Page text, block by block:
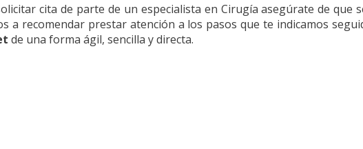
cita de parte de un especialista en Cirugía asegúrate de que
a recomendar prestar atención a los pasos que te indicamos
de una forma ágil, sencilla y directa.